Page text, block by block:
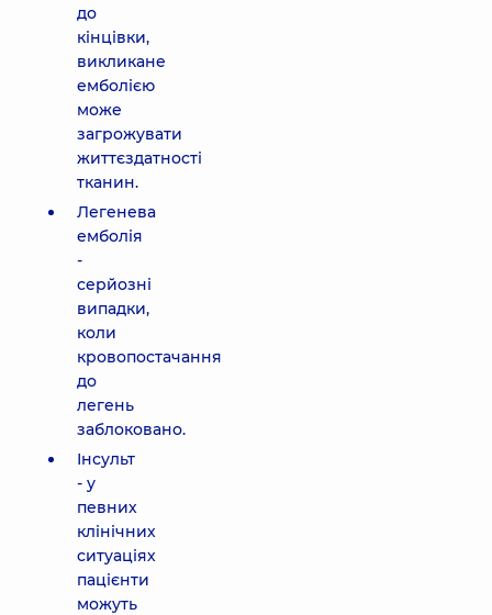
до
кінцівки,
викликане
емболією
може
загрожувати
життєздатності
тканин.
Легенева
емболія
-
серйозні
випадки,
коли
кровопостачання
до
легень
заблоковано.
Інсульт
- у
певних
клінічних
ситуаціях
пацієнти
можуть